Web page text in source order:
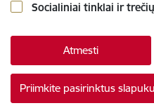
Socialiniai tinklai ir
Atmesti
Priimkite pasirinktus